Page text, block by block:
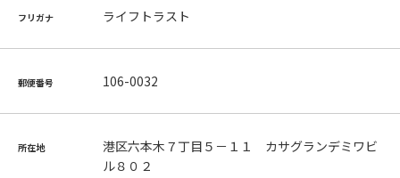
フリガナ ライフトラスト
郵便番号 106-0032
所在地
港区六本木７丁目５－１１ カサグランデミワビ
ル８０２